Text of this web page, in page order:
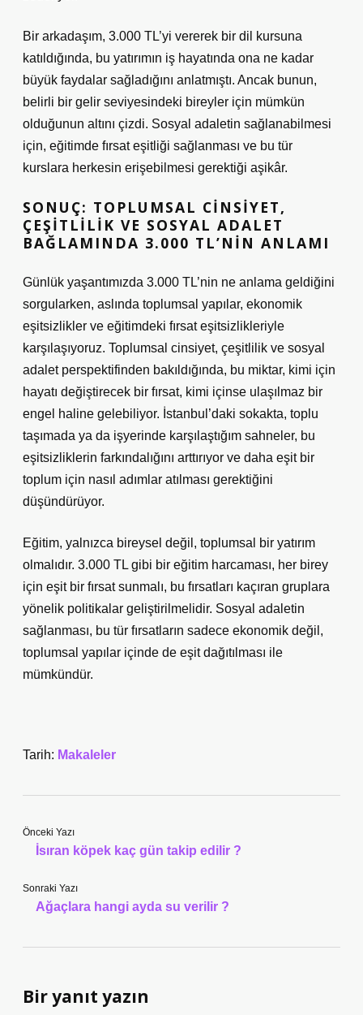
Bir arkadaşım, 3.000 TL’yi vererek bir dil kursuna
katıldığında, bu yatırımın iş hayatında ona ne kadar
büyük faydalar sağladığını anlatmıştı. Ancak bunun,
belirli bir gelir seviyesindeki bireyler için mümkün
olduğunun altını çizdi. Sosyal adaletin sağlanabilmesi
için, eğitimde fırsat eşitliği sağlanması ve bu tür
kurslara herkesin erişebilmesi gerektiği aşikâr.
SONUÇ: TOPLUMSAL CINSIYET,
ÇEŞITLILIK VE SOSYAL ADALET
BAĞLAMINDA 3.000 TL’NIN ANLAMI
Günlük yaşantımızda 3.000 TL’nin ne anlama geldiğini
sorgularken, aslında toplumsal yapılar, ekonomik
eşitsizlikler ve eğitimdeki fırsat eşitsizlikleriyle
karşılaşıyoruz. Toplumsal cinsiyet, çeşitlilik ve sosyal
adalet perspektifinden bakıldığında, bu miktar, kimi için
hayatı değiştirecek bir fırsat, kimi içinse ulaşılmaz bir
engel haline gelebiliyor. İstanbul’daki sokakta, toplu
taşımada ya da işyerinde karşılaştığım sahneler, bu
eşitsizliklerin farkındalığını arttırıyor ve daha eşit bir
toplum için nasıl adımlar atılması gerektiğini
düşündürüyor.
Eğitim, yalnızca bireysel değil, toplumsal bir yatırım
olmalıdır. 3.000 TL gibi bir eğitim harcaması, her birey
için eşit bir fırsat sunmalı, bu fırsatları kaçıran gruplara
yönelik politikalar geliştirilmelidir. Sosyal adaletin
sağlanması, bu tür fırsatların sadece ekonomik değil,
toplumsal yapılar içinde de eşit dağıtılması ile
mümkündür.
Tarih: Makaleler
Önceki Yazı
İsıran köpek kaç gün takip edilir ?
Sonraki Yazı
Ağaçlara hangi ayda su verilir ?
Bir yanıt yazın